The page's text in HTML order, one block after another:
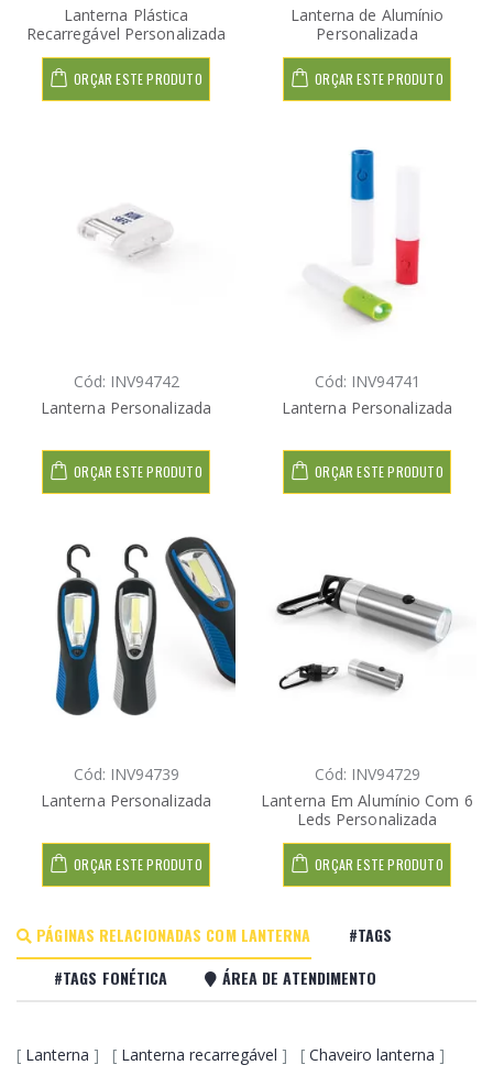
Lanterna Plástica
Recarregável Personalizada
ORÇAR ESTE PRODUTO
Lanterna de Alumínio
Personalizada
ORÇAR ESTE PRODUTO
Cód: INV94742
Lanterna Personalizada
ORÇAR ESTE PRODUTO
Cód: INV94741
Lanterna Personalizada
ORÇAR ESTE PRODUTO
Cód: INV94739
Lanterna Personalizada
ORÇAR ESTE PRODUTO
Cód: INV94729
Lanterna Em Alumínio Com 6
Leds Personalizada
ORÇAR ESTE PRODUTO
PÁGINAS RELACIONADAS COM LANTERNA
#TAGS
#TAGS FONÉTICA
ÁREA DE ATENDIMENTO
[ Lanterna ] [ Lanterna recarregável ] [ Chaveiro lanterna ]